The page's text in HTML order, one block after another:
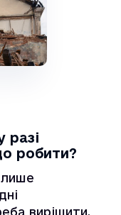
разі
робити?
лише
вирішити.